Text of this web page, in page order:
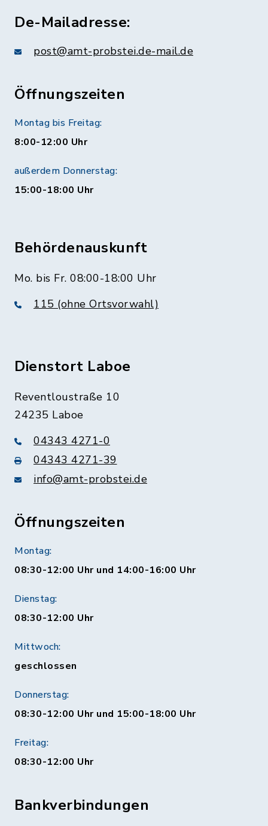
De-Mailadresse:
post@amt-probstei.de-mail.de
Öffnungszeiten
Montag bis Freitag:
8:00-12:00 Uhr
außerdem Donnerstag:
15:00-18:00 Uhr
Behördenauskunft
Mo. bis Fr. 08:00-18:00 Uhr
115 (ohne Ortsvorwahl)
Dienstort Laboe
Reventloustraße 10
24235 Laboe
04343 4271-0
04343 4271-39
info@amt-probstei.de
Öffnungszeiten
Montag:
08:30-12:00 Uhr und 14:00-16:00 Uhr
Dienstag:
08:30-12:00 Uhr
Mittwoch:
geschlossen
Donnerstag:
08:30-12:00 Uhr und 15:00-18:00 Uhr
Freitag:
08:30-12:00 Uhr
Bankverbindungen